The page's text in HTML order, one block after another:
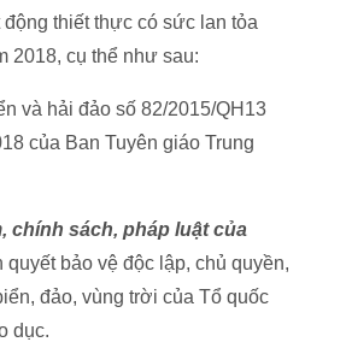
thiết thực có sức lan tỏa
2018, cụ thể như sau:
và hải đảo số 82/2015/QH13
của Ban Tuyên giáo Trung
chính sách, pháp luật của
bảo vệ độc lập, chủ quyền,
đảo, vùng trời của Tổ quốc
dục.